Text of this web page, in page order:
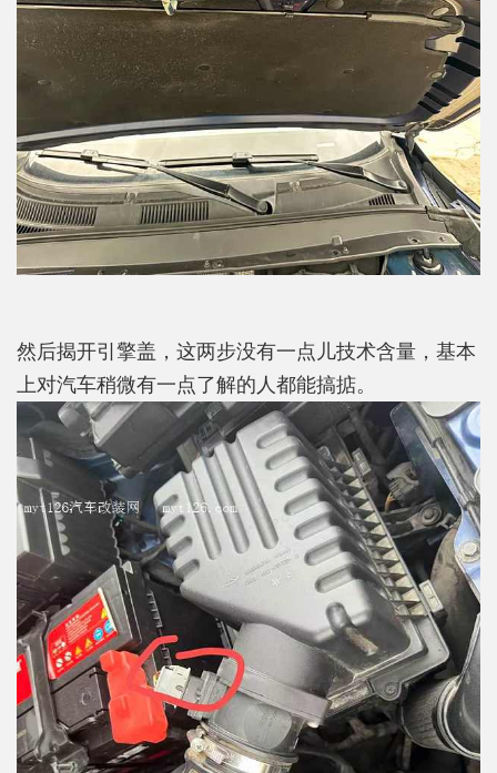
然后揭开引擎盖，这两步没有一点儿技术含量，基本
上对汽车稍微有一点了解的人都能搞掂。